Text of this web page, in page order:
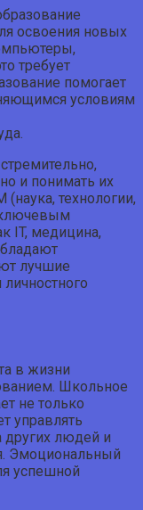
освоения новых
требует
помогает
условиям
и понимать их
технологии,
ключевым
IT, медицина,
лучшие
в жизни
Школьное
не только
управлять
других людей и
Эмоциональный
успешной